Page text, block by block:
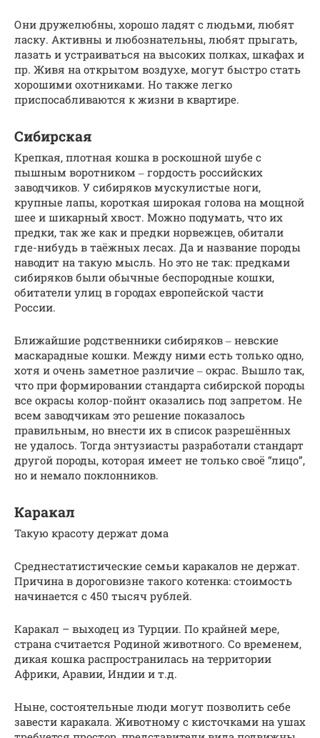
Они дружелюбны, хорошо ладят с людьми, любят
ласку. Активны и любознательны, любят прыгать,
лазать и устраиваться на высоких полках, шкафах и
пр. Живя на открытом воздухе, могут быстро стать
хорошими охотниками. Но также легко
приспосабливаются к жизни в квартире.
Сибирская
Крепкая, плотная кошка в роскошной шубе с
пышным воротником ‒ гордость российских
заводчиков. У сибиряков мускулистые ноги,
крупные лапы, короткая широкая голова на мощной
шее и шикарный хвост. Можно подумать, что их
предки, так же как и предки норвежцев, обитали
где-нибудь в таёжных лесах. Да и название породы
наводит на такую мысль. Но это не так: предками
сибиряков были обычные беспородные кошки,
обитатели улиц в городах европейской части
России.
Ближайшие родственники сибиряков ‒ невские
маскарадные кошки. Между ними есть только одно,
хотя и очень заметное различие ‒ окрас. Вышло так,
что при формировании стандарта сибирской породы
все окрасы колор-пойнт оказались под запретом. Не
всем заводчикам это решение показалось
правильным, но внести их в список разрешённых
не удалось. Тогда энтузиасты разработали стандарт
другой породы, которая имеет не только своё “лицо”,
но и немало поклонников.
Каракал
Такую красоту держат дома
Среднестатистические семьи каракалов не держат.
Причина в дороговизне такого котенка: стоимость
начинается с 450 тысяч рублей.
Каракал – выходец из Турции. По крайней мере,
страна считается Родиной животного. Со временем,
дикая кошка распространилась на территории
Африки, Аравии, Индии и т.д.
Ныне, состоятельные люди могут позволить себе
завести каракала. Животному с кисточками на ушах